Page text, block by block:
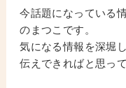
今話題になっている
のまつこです。
気になる情報を深堀
伝えできればと思っ